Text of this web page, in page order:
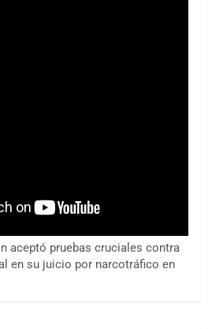
aceptó pruebas cruciales contra
en su juicio por narcotráfico en